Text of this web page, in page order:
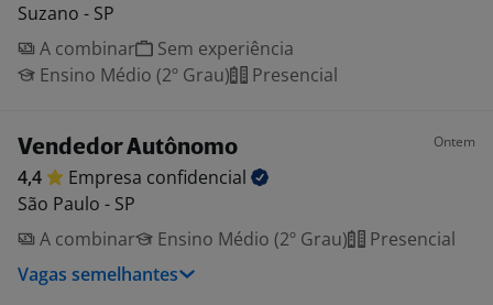
Suzano - SP
A combinar
Sem experiência
Ensino Médio (2º Grau)
Presencial
Vendedor Autônomo Ontem
4,4 Empresa confidencial
São Paulo - SP
A combinar
Ensino Médio (2º Grau)
Presencial
Vagas semelhantes